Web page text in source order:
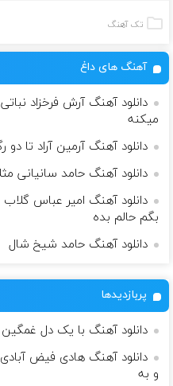
تک آهنگ
آهنگ های داغ
دانلود آهنگ آرش فرخزاد
میکنه
دانلود آهنگ آرمین آراد تا
دانلود آهنگ حامد سانیانی
دانلود آهنگ امیر عباس
بگم حالم بده
دانلود آهنگ حامد شیخ شال
پربازدیدها
دانلود آهنگ با یک دل
دانلود آهنگ هادی فیض
و به